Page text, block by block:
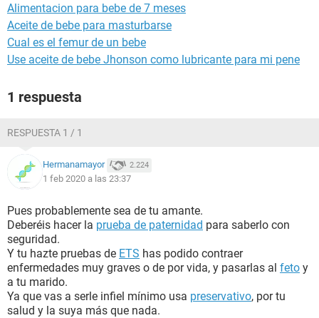
Alimentacion para bebe de 7 meses
Aceite de bebe para masturbarse
Cual es el femur de un bebe
Use aceite de bebe Jhonson como lubricante para mi pene
1 respuesta
RESPUESTA 1 / 1
Hermanamayor 2.224
1 feb 2020 a las 23:37
Pues probablemente sea de tu amante.
Deberéis hacer la prueba de paternidad para saberlo con
seguridad.
Y tu hazte pruebas de ETS has podido contraer
enfermedades muy graves o de por vida, y pasarlas al feto y
a tu marido.
Ya que vas a serle infiel mínimo usa preservativo, por tu
salud y la suya más que nada.